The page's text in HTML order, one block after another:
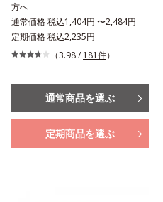
方へ
通常価格 税込1,404円 〜2,484円
定期価格 税込2,235円
（3.98 / 181件）
通常商品を選ぶ
定期商品を選ぶ